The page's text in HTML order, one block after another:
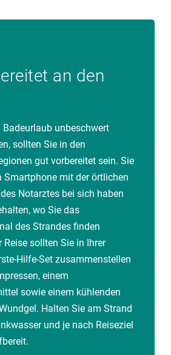
mindert. Auch Wundgels mit
heilungsfördernden Wirkstoffen
der Haut.
an den
Badeurlaub unbeschwert
sollten Sie in den
gut vorbereitet sein. Sie
Smartphone mit der örtlichen
Notarztes bei sich haben
wo Sie das
des Strandes finden
Reise sollten Sie in Ihrer
Hilfe-Set zusammenstellen
einem
sowie einem kühlenden
Halten Sie am Strand
und je nach Reiseziel